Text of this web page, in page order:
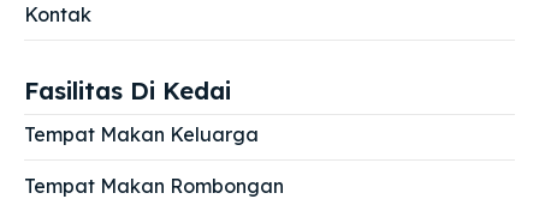
Kontak
Fasilitas Di Kedai
Tempat Makan Keluarga
Tempat Makan Rombongan